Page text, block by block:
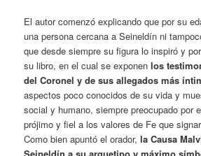
El autor comenzó explicando que por su
una persona cercana a Seineldín ni
que desde siempre su figura lo inspiró y
su libro, en el cual se exponenlos
del Coronel y de sus allegados más
aspectos poco conocidos de su vida y
social y humano, siempre preocupado por
prójimo y fiel a los valores de Fe que
Como bien apuntó el orador,la Causa